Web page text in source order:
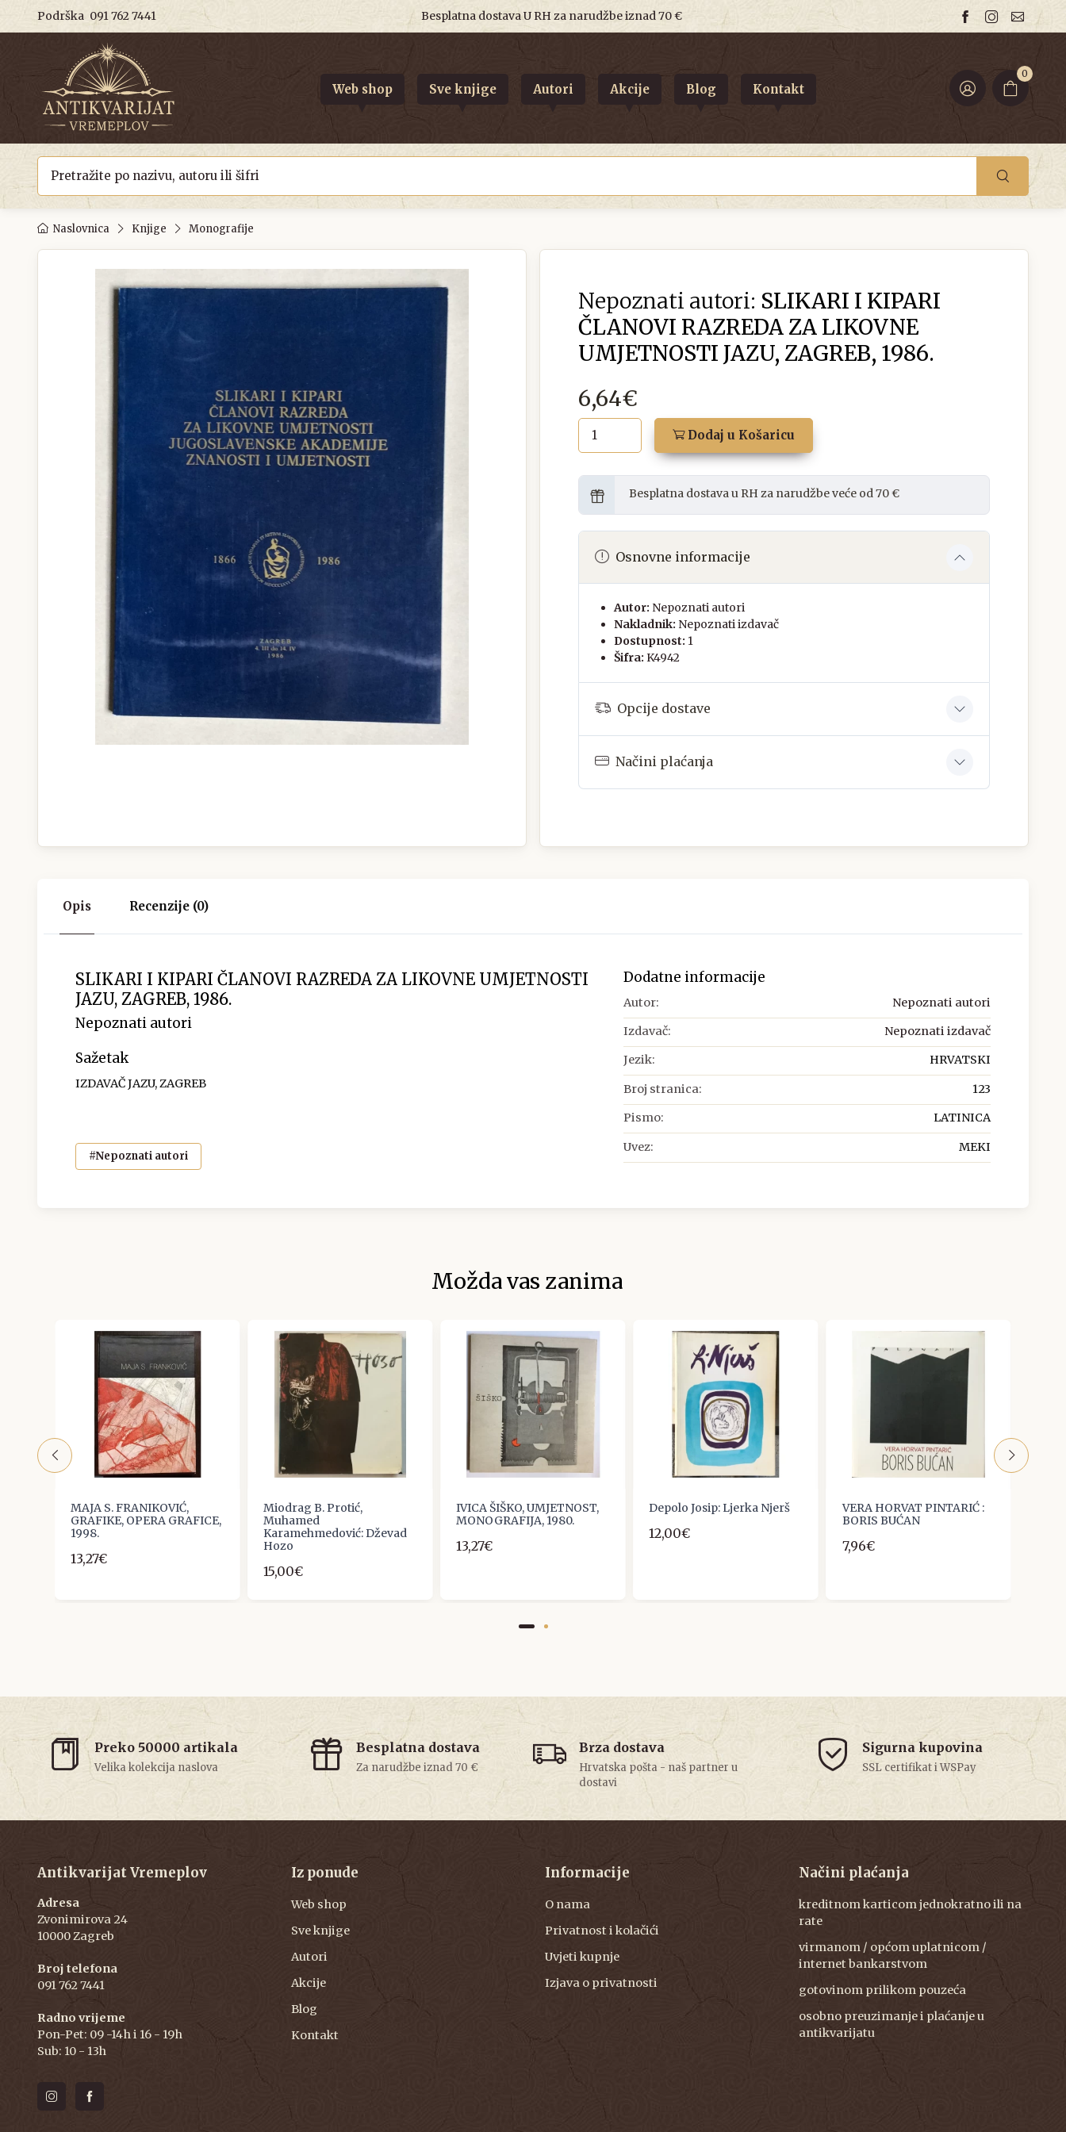
Podrška 091 762 7441 Besplatna dostava U RH za narudžbe iznad 70 €
0
Web shop Sve knjige Autori Akcije Blog Kontakt
Naslovnica Knjige Monografije
Nepoznati autori: SLIKARI I KIPARI
ČLANOVI RAZREDA ZA LIKOVNE
UMJETNOSTI JAZU, ZAGREB, 1986.
6,64€
Dodaj u Košaricu
Besplatna dostava u RH za narudžbe veće od 70 €
Osnovne informacije
Autor: Nepoznati autori
Nakladnik: Nepoznati izdavač
Dostupnost: 1
Šifra: K4942
Opcije dostave
Načini plaćanja
Opis Recenzije (0)
SLIKARI I KIPARI ČLANOVI RAZREDA ZA LIKOVNE UMJETNOSTI
JAZU, ZAGREB, 1986.
Nepoznati autori
Sažetak
IZDAVAČ JAZU, ZAGREB
#Nepoznati autori
Dodatne informacije
Autor: Nepoznati autori
Izdavač: Nepoznati izdavač
Jezik: HRVATSKI
Broj stranica: 123
Pismo: LATINICA
Uvez: MEKI
Možda vas zanima
MAJA S. FRANIKOVIĆ,
GRAFIKE, OPERA GRAFICE,
1998.
13,27€
Miodrag B. Protić,
Muhamed
Karamehmedović: Dževad
Hozo
15,00€
IVICA ŠIŠKO, UMJETNOST,
MONOGRAFIJA, 1980.
13,27€
Depolo Josip: Ljerka Njerš
12,00€
VERA HORVAT PINTARIĆ :
BORIS BUĆAN
7,96€
Preko 50000 artikala
Velika kolekcija naslova
Besplatna dostava
Za narudžbe iznad 70 €
Brza dostava
Hrvatska pošta - naš partner u
dostavi
Sigurna kupovina
SSL certifikat i WSPay
Antikvarijat Vremeplov
Adresa
Zvonimirova 24
10000 Zagreb
Broj telefona
091 762 7441
Radno vrijeme
Pon-Pet: 09 -14h i 16 - 19h
Sub: 10 - 13h
Iz ponude
Web shop
Sve knjige
Autori
Akcije
Blog
Kontakt
Informacije
O nama
Privatnost i kolačići
Uvjeti kupnje
Izjava o privatnosti
Načini plaćanja
kreditnom karticom jednokratno ili na
rate
virmanom / općom uplatnicom /
internet bankarstvom
gotovinom prilikom pouzeća
osobno preuzimanje i plaćanje u
antikvarijatu